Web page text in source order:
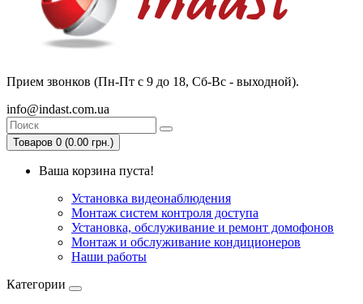
Прием звонков (Пн-Пт с 9 до 18, Сб-Вс - выходной).
info@indast.com.ua
Товаров 0 (0.00 грн.)
Ваша корзина пуста!
Установка видеонаблюдения
Монтаж систем контроля доступа
Установка, обслуживание и ремонт домофонов
Монтаж и обслуживание кондиционеров
Наши работы
Категории